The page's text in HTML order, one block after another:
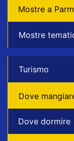
Mostre a
Mostre
Turismo
Dove
Dove dormire